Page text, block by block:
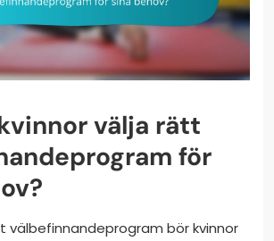
välja rätt
för
välbefinnandeprogram bör kvinnor